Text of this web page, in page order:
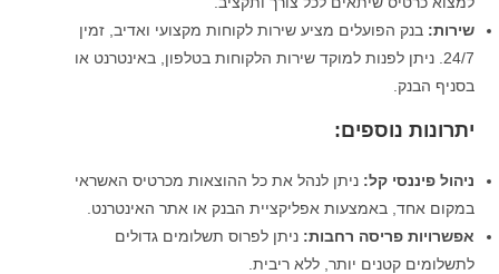
שירות: בנק הפועלים מציע שירות לקוחות מקצועי ואדיב, זמין
24/7. ניתן לפנות למוקד שירות הלקוחות בטלפון, באינטרנט או
בסניף הבנק.
יתרונות נוספים:
ניהול פיננסי קל: ניתן לנהל את כל ההוצאות מכרטיס האשראי
במקום אחד, באמצעות אפליקציית הבנק או אתר האינטרנט.
אפשרויות פריסה רחבות: ניתן לפרוס תשלומים גדולים
לתשלומים קטנים יותר, ללא ריבית.